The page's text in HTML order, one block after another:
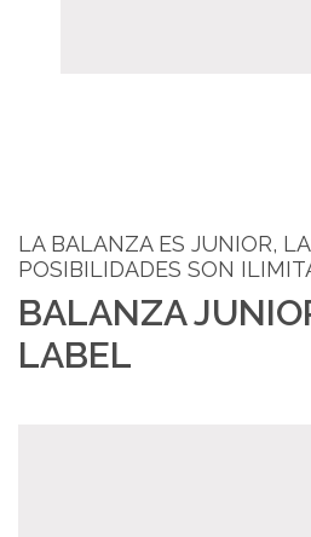
LA BALANZA ES JUNIOR,
POSIBILIDADES SON
BALANZA
LABEL